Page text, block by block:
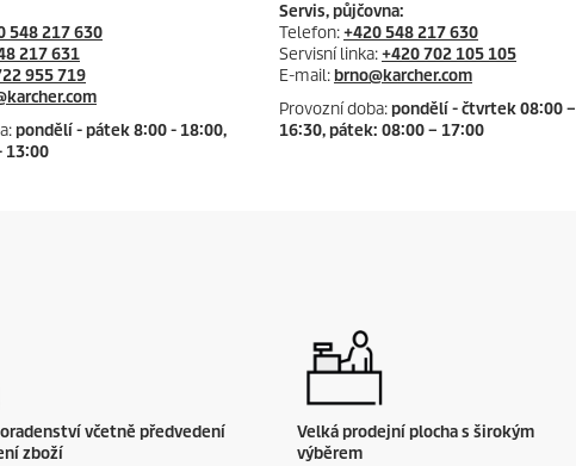
548 217 630
217 631
955 719
pondělí - pátek 8:00 - 18:00,
13:00
Servis, půjčovna:
Telefon:+420 548 217 630
Servisní linka:+420 702 105 105
E-mail:brno@karcher.com
Provozní doba:pondělí - čtvrtek 08:00 –
16:30, pátek: 08:00 – 17:00
včetně předvedení
zboží
Velká prodejní plocha s širokým
výběrem